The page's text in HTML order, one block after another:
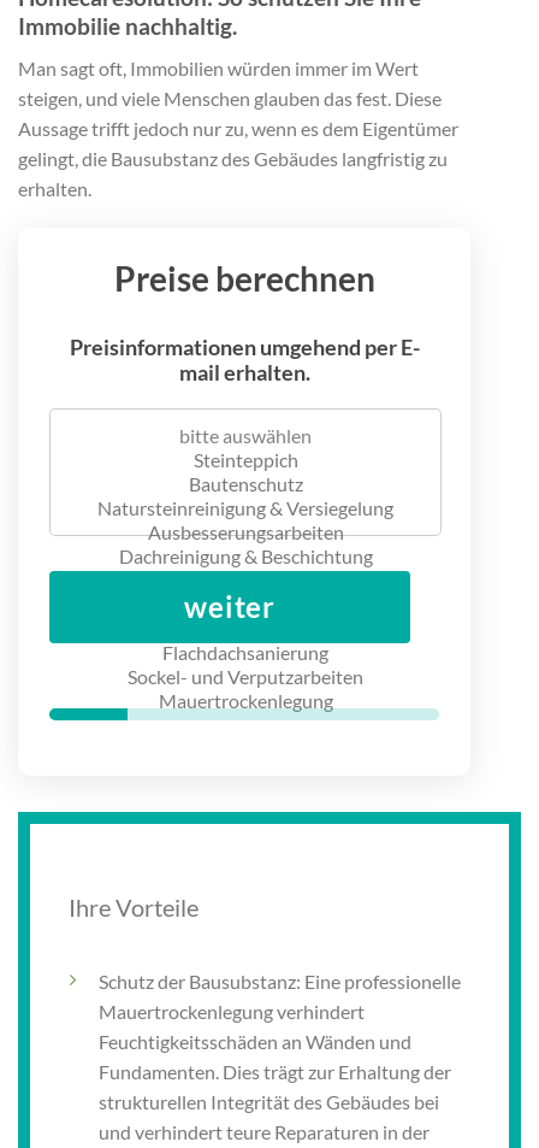
Immobilie nachhaltig.
Man sagt oft, Immobilien würden immer im Wert
steigen, und viele Menschen glauben das fest. Diese
Aussage trifft jedoch nur zu, wenn es dem Eigentümer
gelingt, die Bausubstanz des Gebäudes langfristig zu
erhalten.
Preise berechnen
Preisinformationen umgehend per E-
mail erhalten.
weiter
Ihre Vorteile
Schutz der Bausubstanz: Eine professionelle
Mauertrockenlegung verhindert
Feuchtigkeitsschäden an Wänden und
Fundamenten. Dies trägt zur Erhaltung der
strukturellen Integrität des Gebäudes bei
und verhindert teure Reparaturen in der